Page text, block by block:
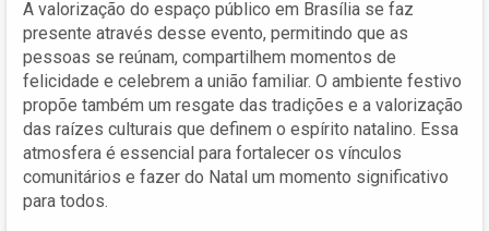
A valorização do espaço público em Brasília se faz
presente através desse evento, permitindo que as
pessoas se reúnam, compartilhem momentos de
felicidade e celebrem a união familiar. O ambiente festivo
propõe também um resgate das tradições e a valorização
das raízes culturais que definem o espírito natalino. Essa
atmosfera é essencial para fortalecer os vínculos
comunitários e fazer do Natal um momento significativo
para todos.